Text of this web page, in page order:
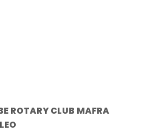
ROTARY CLUB MAFRA